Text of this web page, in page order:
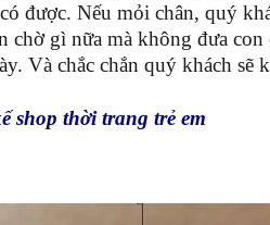
được. Nếu mỏi chân, quý
chờ gì nữa mà không đưa
Và chắc chắn quý khách sẽ
shop thời trang trẻ em